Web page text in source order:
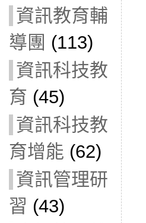
資訊教育輔
導團 (113)
資訊科技教
育 (45)
資訊科技教
育增能 (62)
資訊管理研
習 (43)